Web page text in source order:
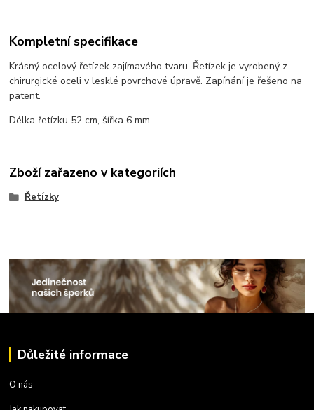
Kompletní specifikace
Krásný ocelový řetízek zajímavého tvaru. Řetízek je vyrobený z
chirurgické oceli v lesklé povrchové úpravě. Zapínání je řešeno na
patent.
Délka řetízku 52 cm, šířka 6 mm.
Zboží zařazeno v kategoriích
Řetízky
Důležité informace
O nás